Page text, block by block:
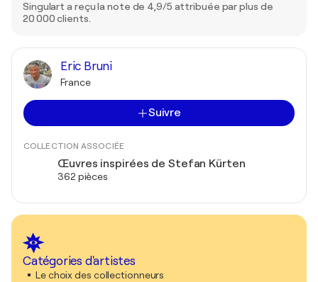
Singulart a reçu la note de 4,9/5 attribuée par plus de
20 000 clients.
Eric Bruni
France
Suivre
COLLECTION ASSOCIÉE
Œuvres inspirées de Stefan Kürten
362 pièces
Catégories d'artistes
Le choix des collectionneurs